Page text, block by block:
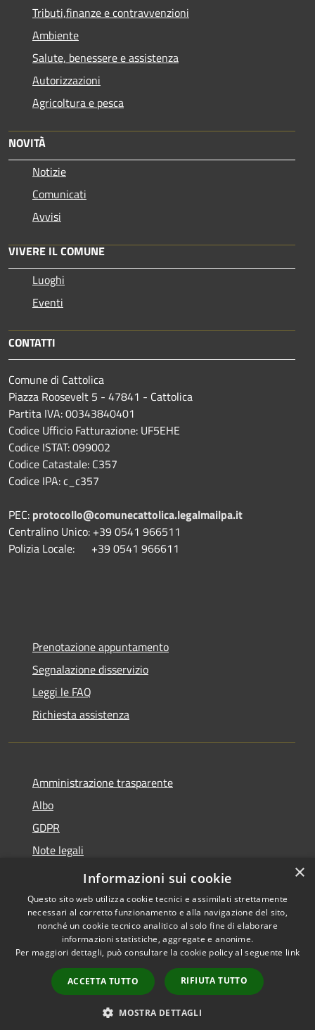
Tributi,finanze e contravvenzioni
Ambiente
Salute, benessere e assistenza
Autorizzazioni
Agricoltura e pesca
NOVITÀ
Notizie
Comunicati
Avvisi
VIVERE IL COMUNE
Luoghi
Eventi
CONTATTI
Comune di Cattolica
Piazza Roosevelt 5 - 47841 - Cattolica
Partita IVA: 00343840401
Codice Ufficio Fatturazione: UF5EHE
Codice ISTAT: 099002
Codice Catastale: C357
Codice IPA: c_c357
PEC: protocollo@comunecattolica.legalmailpa.it
Centralino Unico: +39 0541 966511
Polizia Locale: +39 0541 966611
Prenotazione appuntamento
Segnalazione disservizio
Leggi le FAQ
Richiesta assistenza
Amministrazione trasparente
Albo
GDPR
Note legali
Dichiarazione di accessibilità
Accessibilità
Copyright © 2026 • Comune di
Cattolica • Powered by
Municipium•
Accesso
redazione
×
Informazioni sui cookie
Questo sito web utilizza cookie tecnici e assimilati strettamente
necessari al corretto funzionamento e alla navigazione del sito,
nonché un cookie tecnico analitico al solo fine di elaborare
informazioni statistiche, aggregate e anonime.
Per maggiori dettagli, può consultare la cookie policy al seguente link
ACCETTA TUTTO RIFIUTA TUTTO
MOSTRA DETTAGLI